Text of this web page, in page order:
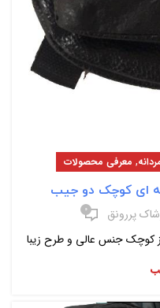
, معرفی محصولات
ای کوچک دو جیب
پررونق ۰
کوچک جنس عالی و طرح زیبا